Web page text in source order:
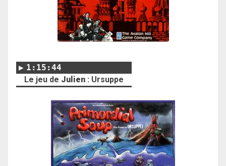
1:15:44
Le jeu de Julien : Ursuppe